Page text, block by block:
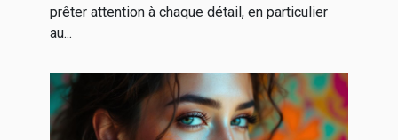
prêter attention à chaque détail, en particulier
au...